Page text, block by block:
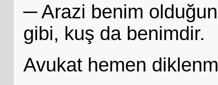
─ Arazi benim
gibi, kuş da benimdir.
Avukat hemen